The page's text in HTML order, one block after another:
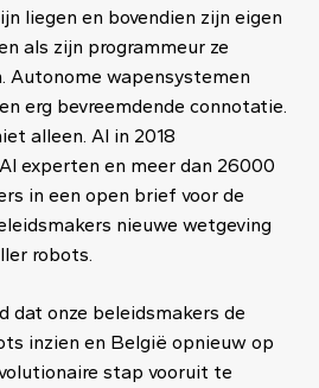
liegen en bovendien zijn eigen
als zijn programmeur ze
Autonome wapensystemen
erg bevreemdende connotatie.
alleen. Al in 2018
experten en meer dan 26000
in een open brief voor de
nieuwe wetgeving
robots.
dat onze beleidsmakers de
inzien en België opnieuw op
stap vooruit te